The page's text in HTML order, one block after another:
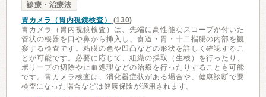
診療・治療法
胃カメラ（胃内視鏡検査）
(130)
胃カメラ（胃内視鏡検査）は、先端に高性能なスコープが付いた
管状の機器を口や鼻から挿入し、食道・胃・十二指腸の内部を観
察する検査です。粘膜の色や凹凸などの形状を詳しく確認するこ
とが可能です。必要に応じて、組織の採取（生検）を行ったり、
ポリープの切除や止血処理などの治療を行ったりすることも可能
です。胃カメラ検査は、消化器症状がある場合や、健康診断で要
検査になった場合などは健康保険が適用されます。